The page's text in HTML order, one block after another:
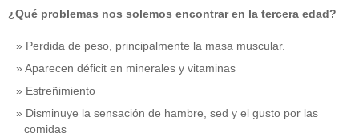
¿Qué problemas nos solemos encontrar en la tercera edad?
Perdida de peso, principalmente la masa muscular.
Aparecen déficit en minerales y vitaminas
Estreñimiento
Disminuye la sensación de hambre, sed y el gusto por las
comidas